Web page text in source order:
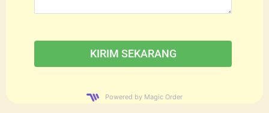
Powered by Magic Order